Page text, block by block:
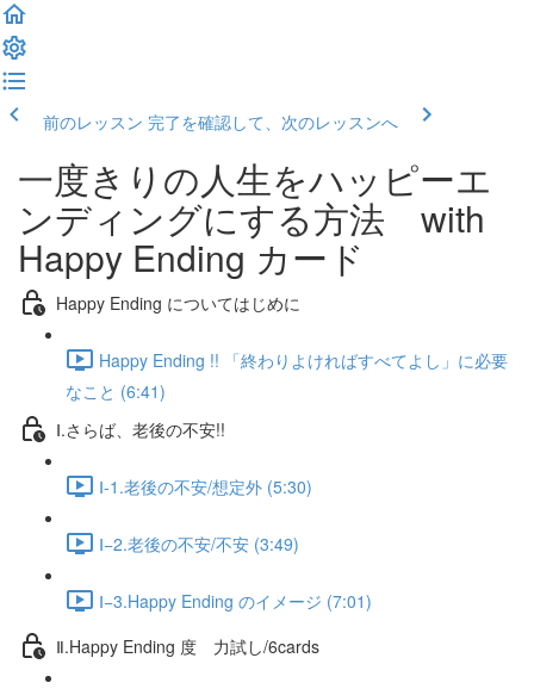
前のレッスン 完了を確認して、次のレッスンへ
一度きりの人生をハッピーエ
ンディングにする方法 with
Happy Ending カード
Happy Ending についてはじめに
Happy Ending !! 「終わりよければすべてよし」に必要
なこと (6:41)
Ⅰ.さらば、老後の不安!!
Ⅰ-1.老後の不安/想定外 (5:30)
Ⅰ−2.老後の不安/不安 (3:49)
Ⅰ−3.Happy Ending のイメージ (7:01)
Ⅱ.Happy Ending 度 力試し/6cards